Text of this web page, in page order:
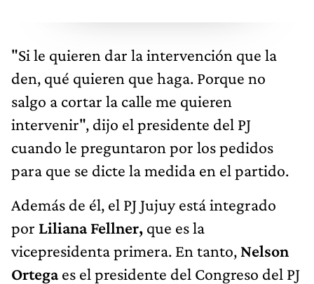
"Si le quieren dar la intervención que la
den, qué quieren que haga. Porque no
salgo a cortar la calle me quieren
intervenir", dijo el presidente del PJ
cuando le preguntaron por los pedidos
para que se dicte la medida en el partido.
Además de él, el PJ Jujuy está integrado
por Liliana Fellner, que es la
vicepresidenta primera. En tanto, Nelson
Ortegaes el presidente del Congreso del PJ